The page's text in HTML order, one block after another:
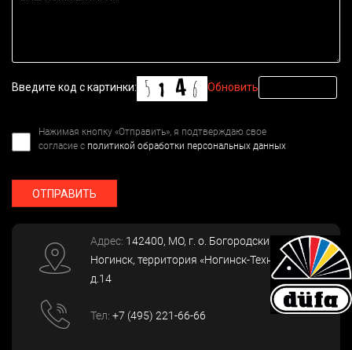
Введите код с картинки: Обновить
Нажимая кнопку «Отправить», я подтверждаю свое
согласие с политикой обработки персональных данных
ОТПРАВИТЬ
Адрес: 142400, МО, г. о. Богородский, г.
Ногинск, территория «Ногинск-Технопарк»,
д.14
Тел: +7 (495) 221-66-66